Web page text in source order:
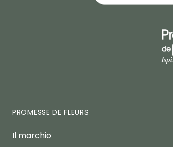
PROMESSE DE FLEURS
Il marchio